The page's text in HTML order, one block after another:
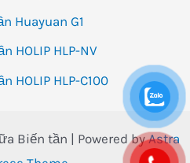
Huayuan G1
HOLIP HLP-NV
HOLIP HLP-C100
Biến tần | Powered byAstra